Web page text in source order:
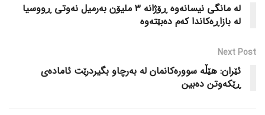
لە مانگی نیسانەوە ڕۆژانە 3 ملیۆن بەرمیل نەوتی ڕووسیا
لە بازاڕەکاندا کەم دەبێتەوە
Next Post
ئێران: هێڵە سوورەکانمان لە بەرچاو بگیردرێت ئامادەی
ڕێکەوتن دەبین